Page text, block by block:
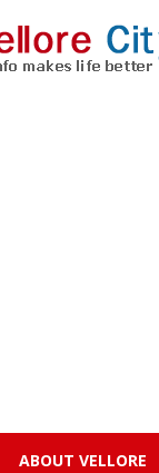
ABOUT VELLORE